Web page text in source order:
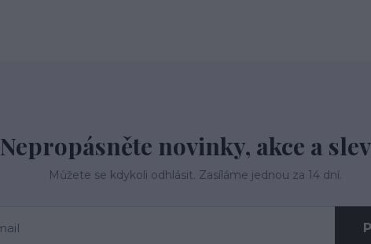
Nepropásněte novinky, akce a
Můžete se kdykoli odhlásit. Zasíláme jednou za 14 dní.